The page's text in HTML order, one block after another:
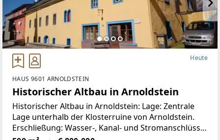
Heute
HAUS 9601 ARNOLDSTEIN
Historischer Altbau in Arnoldstein
Historischer Altbau in Arnoldstein: Lage: Zentrale
Lage unterhalb der Klosterruine von Arnoldstein.
Erschließung: Wasser-, Kanal- und Stromanschlüsse